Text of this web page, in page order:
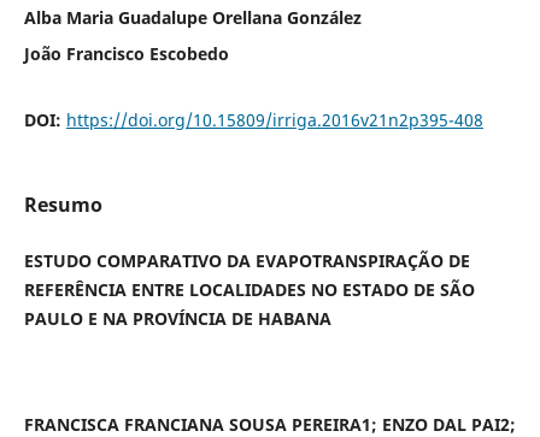
Alba Maria Guadalupe Orellana González
João Francisco Escobedo
DOI: https://doi.org/10.15809/irriga.2016v21n2p395-408
Resumo
ESTUDO COMPARATIVO DA EVAPOTRANSPIRAÇÃO DE
REFERÊNCIA ENTRE LOCALIDADES NO ESTADO DE SÃO
PAULO E NA PROVÍNCIA DE HABANA
FRANCISCA FRANCIANA SOUSA PEREIRA1; ENZO DAL PAI2;